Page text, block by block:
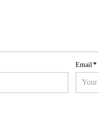
Email*